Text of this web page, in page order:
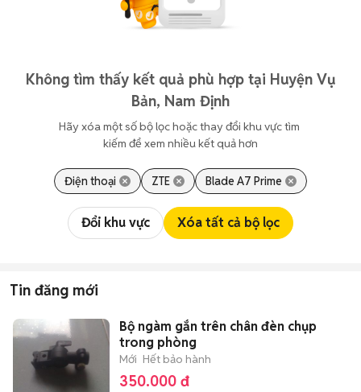
Không tìm thấy kết quả phù hợp tại Huyện Vụ
Bản, Nam Định
Hãy xóa một số bộ lọc hoặc thay đổi khu vực tìm
kiếm để xem nhiều kết quả hơn
Điện thoại ZTE Blade A7 Prime
Đổi khu vực Xóa tất cả bộ lọc
Tin đăng mới
Bộ ngàm gắn trên chân đèn chụp
trong phòng
Mới Hết bảo hành
350.000 đ